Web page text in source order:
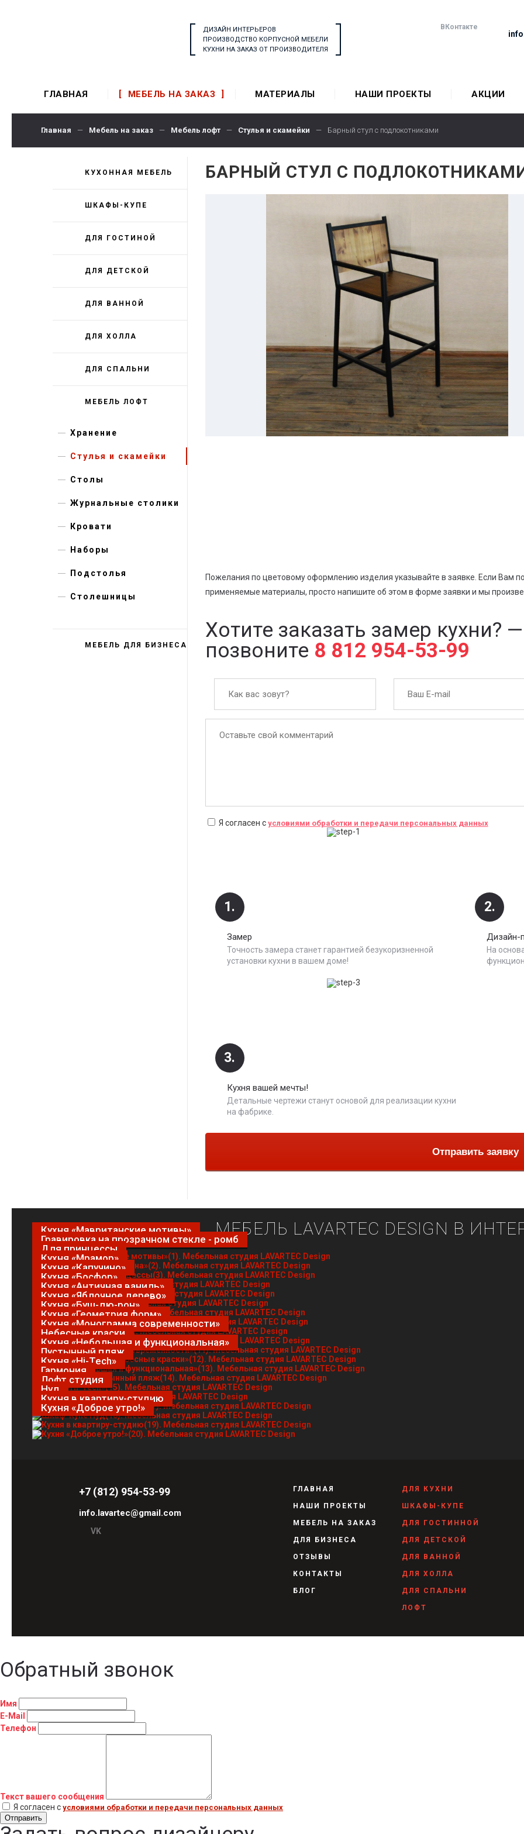
ДИЗАЙН ИНТЕРЬЕРОВ
ПРОИЗВОДСТВО КОРПУСНОЙ МЕБЕЛИ
КУХНИ НА ЗАКАЗ ОТ ПРОИЗВОДИТЕЛЯ
ВКонтакте
ГЛАВНАЯ МЕБЕЛЬ НА ЗАКАЗ МАТЕРИАЛЫ НАШИ ПРОЕКТЫ АКЦИИ
Главная — Мебель на заказ — Мебель лофт — Стулья и скамейки — Барный стул с подлокотниками
КУХОННАЯ МЕБЕЛЬ
ШКАФЫ-КУПЕ
ДЛЯ ГОСТИНОЙ
ДЛЯ ДЕТСКОЙ
ДЛЯ ВАННОЙ
ДЛЯ ХОЛЛА
ДЛЯ СПАЛЬНИ
МЕБЕЛЬ ЛОФТ
Хранение
Стулья и скамейки
Столы
Журнальные столики
Кровати
Наборы
Подстолья
Столешницы
МЕБЕЛЬ ДЛЯ БИЗНЕСА
БАРНЫЙ СТУЛ С
Пожелания по цветовому оформлению изделия указывайте в заявке. Если Вам
применяемые материалы, просто напишите об этом в форме заявки и мы
Хотите заказать замер кухни?
позвоните 8 812 954-53-99
Я согласен с условиями обработки и передачи персональных данных
1.
Замер
Точность замера станет гарантией безукоризненной
установки кухни в вашем доме!
2.
Дизайн-
На
3.
Кухня вашей мечты!
Детальные чертежи станут основой для реализации кухни
на фабрике.
Отправить заявку
МЕБЕЛЬ LAVARTEC DESIGN В
Кухня «Мавританские мотивы»
Гравировка на прозрачном стекле - ромб
Для принцессы
Кухня «Мрамор»
Кухня «Капучино»
Кухня «Босфор»
Кухня «Античная ваниль»
Кухня «Яблочное дерево»
Кухня «Буш-дю-рон»
Кухня «Геометрия форм»
Кухня «Монограмма современности»
Небесные краски
Кухня «Небольшая и функциональная»
Пустынный пляж
Кухня «Hi-Tech»
Гармония
Лофт студия
Нуд
Кухня в квартиру-студию
Кухня «Доброе утро!»
+7 (812) 954-53-99
info.lavartec@gmail.com
VK
ГЛАВНАЯ
НАШИ ПРОЕКТЫ
МЕБЕЛЬ НА ЗАКАЗ
ДЛЯ БИЗНЕСА
ОТЗЫВЫ
КОНТАКТЫ
БЛОГ
ДЛЯ КУХНИ
ШКАФЫ-КУПЕ
ДЛЯ ГОСТИННОЙ
ДЛЯ ДЕТСКОЙ
ДЛЯ ВАННОЙ
ДЛЯ ХОЛЛА
ДЛЯ СПАЛЬНИ
ЛОФТ
Обратный звонок
Имя
E-Mail
Телефон
Текст вашего сообщения
Я согласен с условиями обработки и передачи персональных данных
Отправить